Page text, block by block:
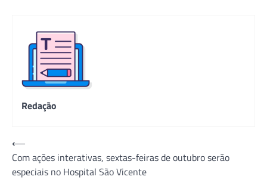
Redação
Navegação
de
Post
⟵
Com ações interativas, sextas-feiras de outubro serão
especiais no Hospital São Vicente